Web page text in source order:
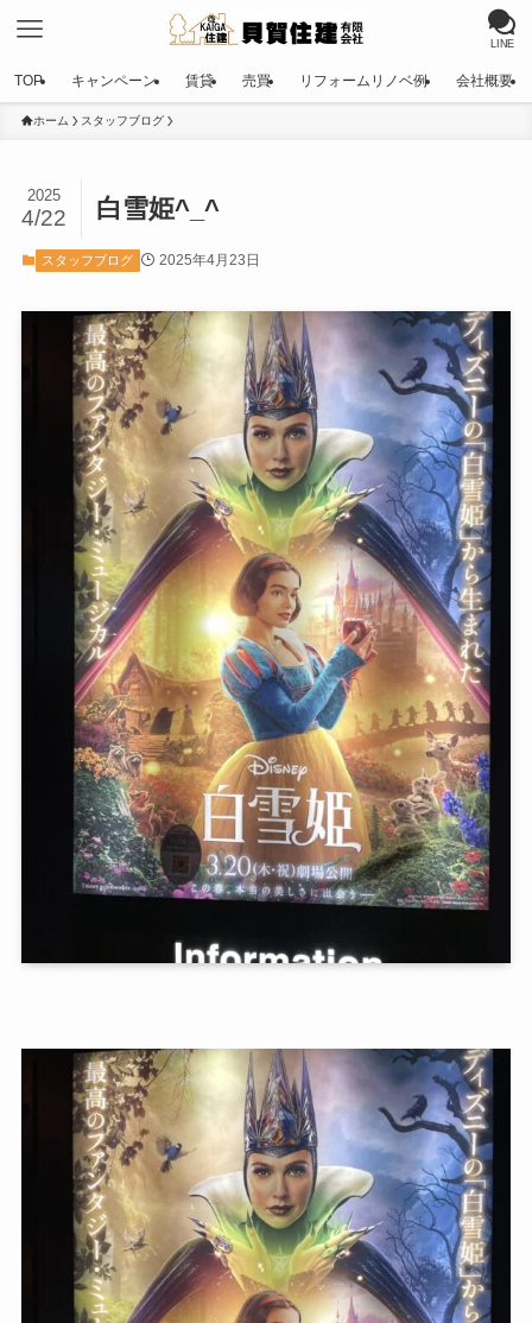
LINE
TOP キャンペーン 賃貸 売買 リフォームリノベ例 会社概要
ホーム スタッフブログ
白雪姫^_^
2025
4/22
スタッフブログ 2025年4月23日